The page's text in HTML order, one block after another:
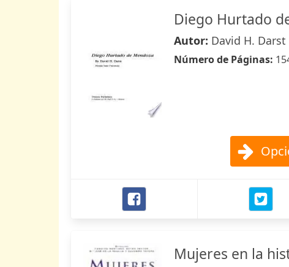
Diego Hurtado
Autor: David H. Darst
Número de Páginas:
Mujeres en la